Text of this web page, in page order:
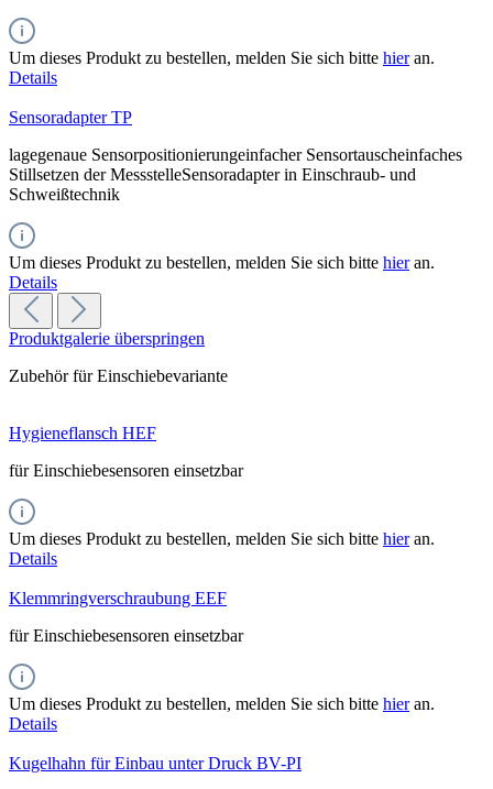
Um dieses Produkt zu bestellen, melden Sie sich bitte hieran.
Details
Sensoradapter TP
lagegenaue Sensorpositionierungeinfacher Sensortauscheinfaches
Stillsetzen der MessstelleSensoradapter in Einschraub- und
Schweißtechnik
Um dieses Produkt zu bestellen, melden Sie sich bitte hieran.
Details
Produktgalerie überspringen
Zubehör für Einschiebevariante
Hygieneflansch HEF
für Einschiebesensoren einsetzbar
Um dieses Produkt zu bestellen, melden Sie sich bitte hieran.
Details
Klemmringverschraubung EEF
für Einschiebesensoren einsetzbar
Um dieses Produkt zu bestellen, melden Sie sich bitte hieran.
Details
Kugelhahn für Einbau unter Druck BV-PI